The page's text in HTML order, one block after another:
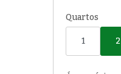
Quartos
1 2